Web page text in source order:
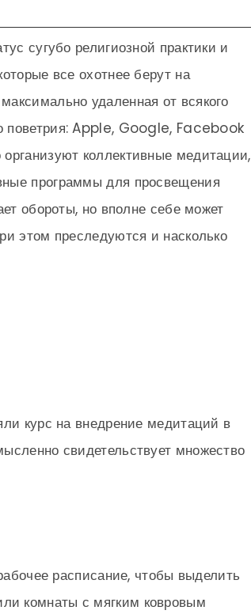
сугубо религиозной практики и
все охотнее берут на
удаленная от всякого
поветрия: Apple, Google, Facebook
коллективные медитации,
программы для просвещения
обороты, но вполне себе может
этом преследуются и насколько
курс на внедрение медитаций в
свидетельствует множество
расписание, чтобы выделить
комнаты с мягким ковровым